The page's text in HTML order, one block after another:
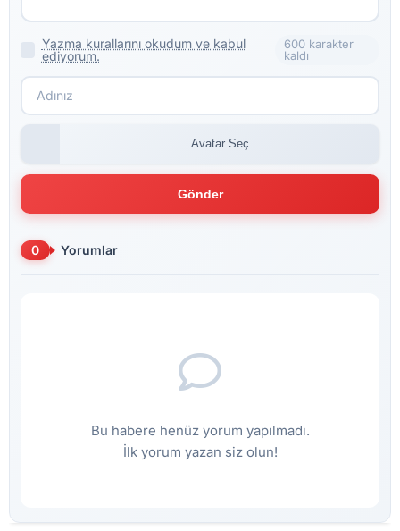
Yazma kurallarını okudum ve kabul
ediyorum.
600 karakter
kaldı
Avatar Seç
Gönder
0 Yorumlar
Bu habere henüz yorum yapılmadı.
İlk yorum yazan siz olun!